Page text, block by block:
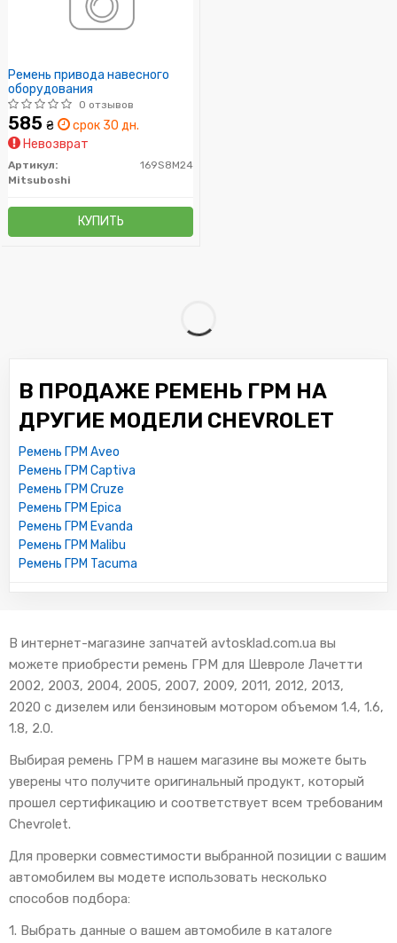
Ремень привода навесного
оборудования
0 отзывов
585 ₴
срок 30 дн.
Невозврат
Артикул:
169S8M24
Mitsuboshi
КУПИТЬ
В ПРОДАЖЕ РЕМЕНЬ ГРМ НА
ДРУГИЕ МОДЕЛИ CHEVROLET
Ремень ГРМ Aveo
Ремень ГРМ Captiva
Ремень ГРМ Cruze
Ремень ГРМ Epica
Ремень ГРМ Evanda
Ремень ГРМ Malibu
Ремень ГРМ Tacuma
В интернет-магазине запчатей avtosklad.com.ua вы
можете приобрести ремень ГРМ для Шевроле Лачетти
2002, 2003, 2004, 2005, 2007, 2009, 2011, 2012, 2013,
2020 с дизелем или бензиновым мотором объемом 1.4, 1.6,
1.8, 2.0.
Выбирая ремень ГРМ в нашем магазине вы можете быть
уверены что получите оригинальный продукт, который
прошел сертификацию и соответствует всем требованим
Chevrolet.
Для проверки совместимости выбранной позиции с вашим
автомобилем вы модете использовать несколько
способов подбора:
1. Выбрать данные о вашем автомобиле в каталоге